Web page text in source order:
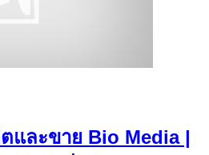
และขาย Bio Media |